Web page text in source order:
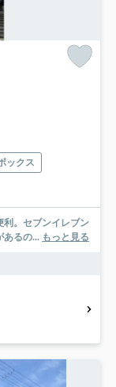
ックス
利。セブンイレブン
あるの... もっと見る